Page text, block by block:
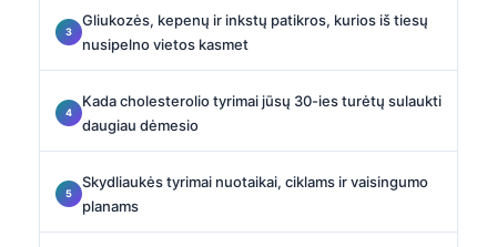
Gliukozės, kepenų ir inkstų patikros, kurios iš tiesų
nusipelno vietos kasmet
Kada cholesterolio tyrimai jūsų 30-ies turėtų sulaukti
daugiau dėmesio
Skydliaukės tyrimai nuotaikai, ciklams ir vaisingumo
planams